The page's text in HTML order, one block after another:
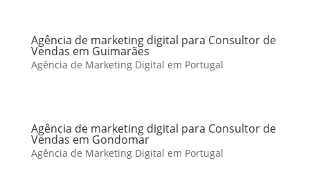
Agência de marketing digital para Consultor de
Vendas em Guimarães
Agência de Marketing Digital em Portugal
Agência de marketing digital para Consultor de
Vendas em Gondomar
Agência de Marketing Digital em Portugal